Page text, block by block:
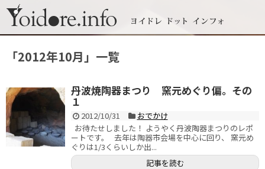
「2012年10月」 一覧
丹波焼陶器まつり 窯元めぐり偏。その
１
2012/10/31
おでかけ
お待たせしました！ ようやく丹波陶器まつりのレポ
ートです。 去年は陶器市会場を中心に回り、 窯元め
ぐりは1/3くらいしか出...
記事を読む